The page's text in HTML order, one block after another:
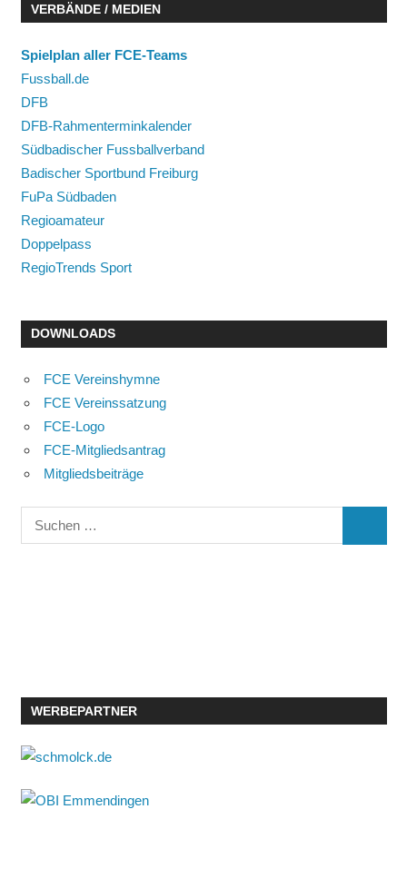
VERBÄNDE / MEDIEN
Spielplan aller FCE-Teams
Fussball.de
DFB
DFB-Rahmenterminkalender
Südbadischer Fussballverband
Badischer Sportbund Freiburg
FuPa Südbaden
Regioamateur
Doppelpass
RegioTrends Sport
DOWNLOADS
FCE Vereinshymne
FCE Vereinssatzung
FCE-Logo
FCE-Mitgliedsantrag
Mitgliedsbeiträge
Suchen
nach:
WERBEPARTNER